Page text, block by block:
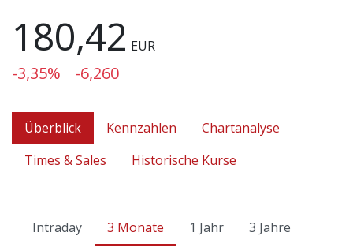
180,42 EUR
-3,35% -6,260
Überblick Kennzahlen
Chartanalyse
Times & Sales
Historische Kurse
Intraday 3 Monate 1 Jahr
3 Jahre